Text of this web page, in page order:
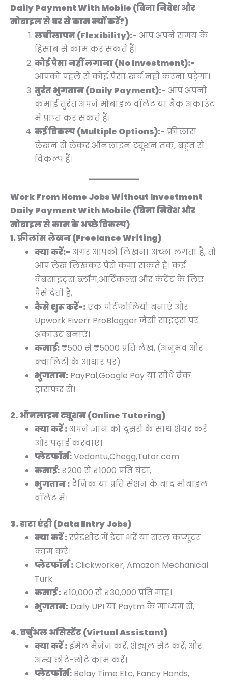
Daily Payment With Mobile (बिना निवेश और
मोबाइल से घर से काम क्यों करें?)
लचीलापन (Flexibility):- आप अपने समय के
हिसाब से काम कर सकते हैं।
कोई पैसा नहीं लगाना (No Investment):-
आपको पहले से कोई पैसा खर्च नहीं करना पड़ेगा।
तुरंत भुगतान (Daily Payment):- आप अपनी
कमाई तुरंत अपने मोबाइल वॉलेट या बैंक अकाउंट
में प्राप्त कर सकते हैं।
कई विकल्प (Multiple Options):- फ्रीलांस
लेखन से लेकर ऑनलाइन ट्यूशन तक, बहुत से
विकल्प हैं।
Work From Home Jobs Without Investment
Daily Payment With Mobile (बिना निवेश और
मोबाइल से काम के अच्छे विकल्प)
1. फ्रीलांस लेखन (Freelance Writing)
क्या करें:- अगर आपको लिखना अच्छा लगता है, तो
आप लेख लिखकर पैसे कमा सकते हैं। कई
वेबसाइट्स ब्लॉग,आर्टिकल्स और कंटेंट के लिए
पैसे देती हैं,
कैसे शुरू करें-:एक पोर्टफोलियो बनाएं और
Upwork Fiverr ProBlogger जैसी साइट्स पर
अकाउंट बनाएं।
कमाई: ₹500 से ₹5000 प्रति लेख, (अनुभव और
क्वालिटी के आधार पर)
भुगतान: PayPal,Google Pay या सीधे बैंक
ट्रांसफर से।
2. ऑनलाइन ट्यूशन (Online Tutoring)
क्या करें : अपने ज्ञान को दूसरों के साथ शेयर करें
और पढ़ाई करवाएं।
प्लेटफॉर्म:Vedantu,Chegg,Tutor.com
कमाई: ₹200 से ₹1000 प्रति घंटा,
भुगतान :दैनिक या प्रति सेशन के बाद मोबाइल
वॉलेट में।
3. डाटा एंट्री (Data Entry Jobs)
क्या करें :स्प्रेडशीट में डेटा भरें या सरल कंप्यूटर
काम करें।
प्लेटफॉर्म :Clickworker, Amazon Mechanical
Turk
कमाई : ₹10,000 से ₹30,000 प्रति माह।
भुगतान: Daily UPI या Paytm के माध्यम से,
4. वर्चुअल असिस्टेंट (Virtual Assistant)
क्या करें :ईमेल मैनेज करें, शेड्यूल सेट करें, और
अन्य छोटे-छोटे काम करें।
प्लेटफॉर्म: Belay Time Etc, Fancy Hands,
0
0
.
.
0
.
0
.
0
0
.
.
0
0
.
0
.
0
0
.
0
.
0
.